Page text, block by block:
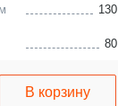
130
80
В корзину